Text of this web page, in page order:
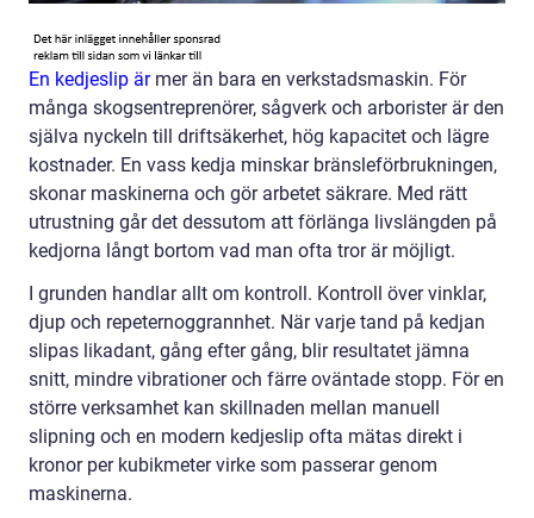
En kedjeslip ärmer än bara en verkstadsmaskin. För
många skogsentreprenörer, sågverk och arborister är den
själva nyckeln till driftsäkerhet, hög kapacitet och lägre
kostnader. En vass kedja minskar bränsleförbrukningen,
skonar maskinerna och gör arbetet säkrare. Med rätt
utrustning går det dessutom att förlänga livslängden på
kedjorna långt bortom vad man ofta tror är möjligt.
I grunden handlar allt om kontroll. Kontroll över vinklar,
djup och repeternoggrannhet. När varje tand på kedjan
slipas likadant, gång efter gång, blir resultatet jämna
snitt, mindre vibrationer och färre oväntade stopp. För en
större verksamhet kan skillnaden mellan manuell
slipning och en modern kedjeslip ofta mätas direkt i
kronor per kubikmeter virke som passerar genom
maskinerna.